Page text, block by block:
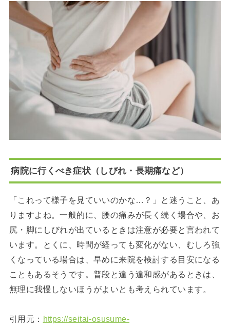
病院に行くべき症状（しびれ・長期痛など）
「これって様子を見ていいのかな…？」と迷うこと、あ
りますよね。一般的に、腰の痛みが長く続く場合や、お
尻・脚にしびれが出ているときは注意が必要と言われて
います。とくに、時間が経っても変化がない、むしろ強
くなっている場合は、早めに来院を検討する目安になる
こともあるそうです。普段と違う違和感があるときは、
無理に我慢しないほうがよいとも考えられています。
引用元： https://seitai-osusume-